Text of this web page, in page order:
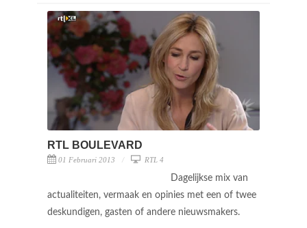
RTL BOULEVARD
01 Februari 2013 RTL 4
Dagelijkse mix van
actualiteiten, vermaak en opinies met een of twee
deskundigen, gasten of andere nieuwsmakers.